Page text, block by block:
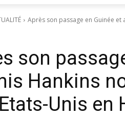
Après son passage en Guinée et
son
Hankins
Unis en